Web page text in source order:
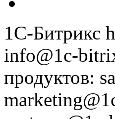
1С-Битрикс
info@1c-
продуктов: